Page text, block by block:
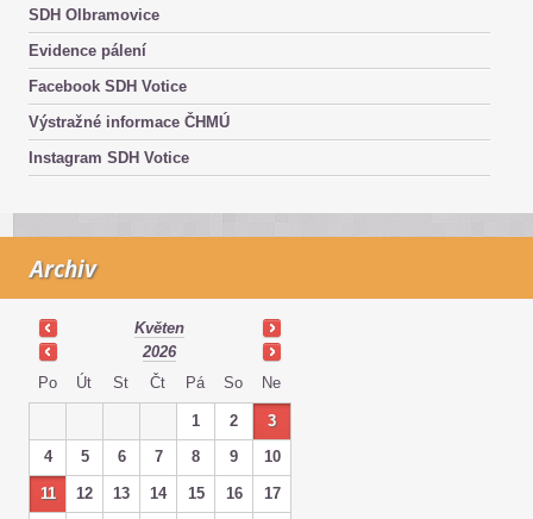
SDH Olbramovice
Evidence pálení
Facebook SDH Votice
Výstražné informace ČHMÚ
Instagram SDH Votice
Archiv
Květen
2026
Po
Út St Čt Pá So Ne
1 2
3
4
5 6 7 8 9 10
11 12 13 14 15 16
17